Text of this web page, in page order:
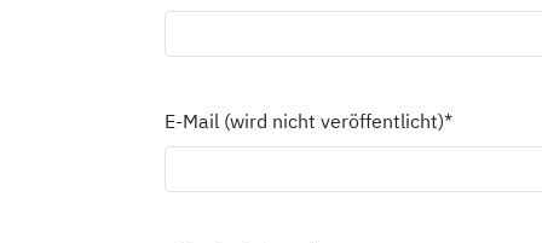
E-Mail (wird nicht veröffentlicht)*